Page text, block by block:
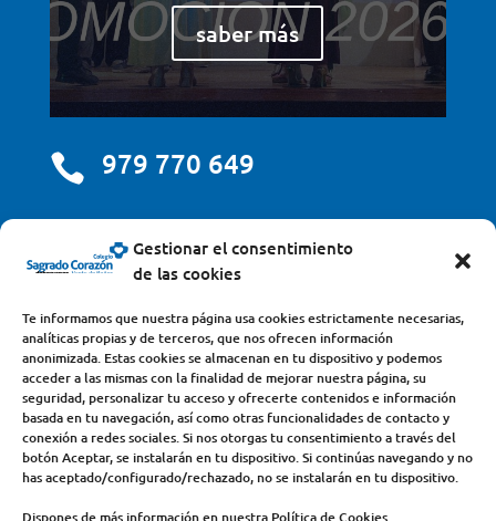
Gestionar el consentimiento
de las cookies
Te informamos que nuestra página usa cookies estrictamente necesarias,
analíticas propias y de terceros, que nos ofrecen información
anonimizada. Estas cookies se almacenan en tu dispositivo y podemos
acceder a las mismas con la finalidad de mejorar nuestra página, su
seguridad, personalizar tu acceso y ofrecerte contenidos e información
basada en tu navegación, así como otras funcionalidades de contacto y
conexión a redes sociales. Si nos otorgas tu consentimiento a través del
botón Aceptar, se instalarán en tu dispositivo. Si continúas navegando y no
has aceptado/configurado/rechazado, no se instalarán en tu dispositivo.
Dispones de más información en nuestra Política de Cookies
saber más
 979 770 649
centro@scjdehon.com
Colegio y Seminario Sagrado Corazón
Avda. Castilla y León, s/n – 34200 – Venta de Baños
(Palencia) – Teléfono 979770649